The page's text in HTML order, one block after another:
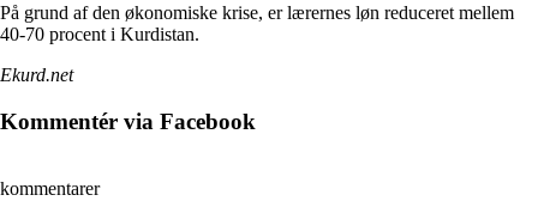
På grund af den økonomiske krise, er lærernes løn reduceret mellem
40-70 procent i Kurdistan.
Ekurd.net
Kommentér via Facebook
kommentarer